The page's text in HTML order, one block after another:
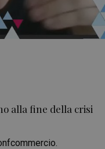
alla fine della crisi